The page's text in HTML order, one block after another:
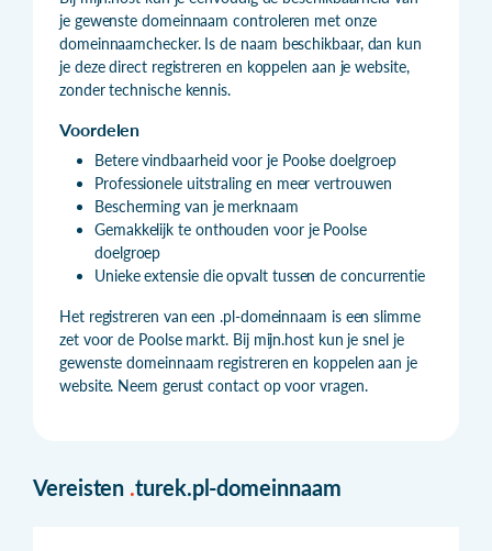
je gewenste domeinnaam controleren met onze
domeinnaamchecker. Is de naam beschikbaar, dan kun
je deze direct registreren en koppelen aan je website,
zonder technische kennis.
Voordelen
Betere vindbaarheid voor je Poolse doelgroep
Professionele uitstraling en meer vertrouwen
Bescherming van je merknaam
Gemakkelijk te onthouden voor je Poolse
doelgroep
Unieke extensie die opvalt tussen de concurrentie
Het registreren van een .pl-domeinnaam is een slimme
zet voor de Poolse markt. Bij mijn.host kun je snel je
gewenste domeinnaam registreren en koppelen aan je
website. Neem gerust contact op voor vragen.
Vereisten .turek.pl-domeinnaam